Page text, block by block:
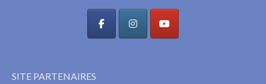
SITE PARTENAIRES